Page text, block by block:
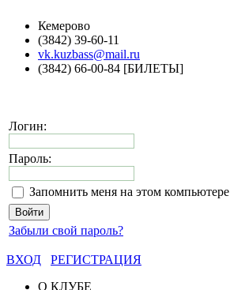
Кемерово
(3842) 39-60-11
vk.kuzbass@mail.ru
(3842) 66-00-84 [БИЛЕТЫ]
Логин:
Пароль:
Запомнить меня на этом компьютере
Забыли свой пароль?
ВХОД
РЕГИСТРАЦИЯ
О КЛУБЕ